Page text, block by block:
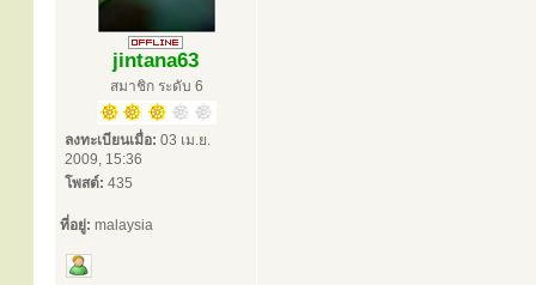
jintana63
สมาชิก ระดับ 6
ลงทะเบียนเมื่อ: 03 เม.ย.
2009, 15:36
โพสต์: 435
ที่อยู่: malaysia